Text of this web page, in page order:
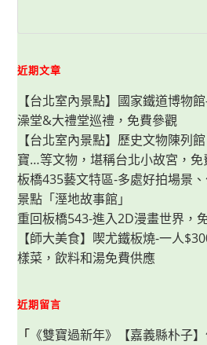
近期文章
【台北室內景點】國家鐵道博物
澡堂&大禮堂巡禮，免費參觀
【台北室內景點】歷史文物陳列
寶…等文物，堪稱台北小故宮，免
板橋435藝文特區-多處好拍場景
景點「溼地故事館」
重回板橋543-進入2D漫畫世界，
【師大美食】喫尤鐵板燒-一人
樣菜，飲料和湯免費供應
近期留言
「 《雙寶過新年》【嘉義縣朴子